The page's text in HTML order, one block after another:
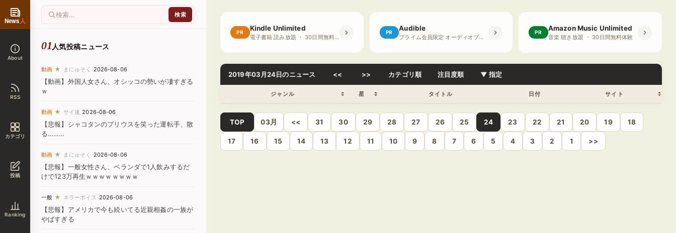
News人
About
RSS
カテゴリ
投稿
Ranking
人気投稿ニュース
動画 ★ まにゅそく 2026-08-06
【動画】外国人女さん、オシッコの勢いが凄すぎる
ｗ
動画 ★ サイ速 2026-08-06
【悲報】シャコタンのプリウスを笑った運転手、散
る………
動画 ★ まにゅそく 2026-08-06
【悲報】一般女性さん、ベランダで1人飲みするだ
けで123万再生ｗｗｗｗｗｗｗｗ
一般 ★ ネラーボイス 2026-08-06
【悲報】アメリカで今も続いてる近親相姦の一族が
やばすぎる
PR Kindle Unlimited
電子書籍 読み放題 ・ 30日間無料体験
PR Audible
プライム会員限定 オーディオブック ・ 30日間無料体験
PR Amazon Music Unlimited
音楽 聴き放題 ・ 30日間無料体験
2019年03月24日のニュース << >> カテゴリ順 注目度順 ▼ 指定
ジャンル 星 タイトル 日付 サイト
TOP 03月 << 31 30 29 28 27 26 25 24 23 22 21 20 19 18
17 16 15 14 13 12 11 10 9 8 7 6 5 4 3 2 1 >>